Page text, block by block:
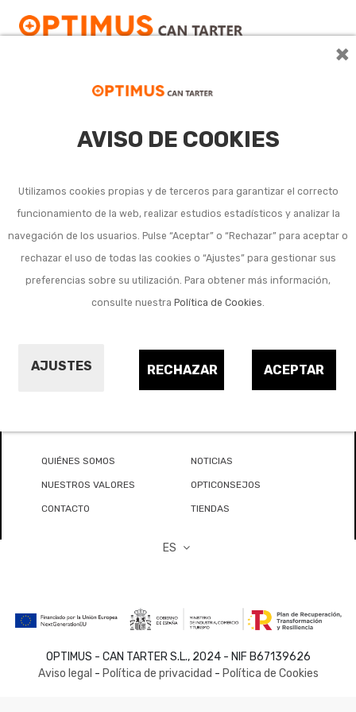
×
AVISO DE COOKIES
Utilizamos cookies propias y de terceros para garantizar el correcto
funcionamiento de la web, realizar estudios estadísticos y analizar la
navegación de los usuarios. Pulse “Aceptar” o “Rechazar” para aceptar o
rechazar el uso de todas las cookies o “Ajustes” para gestionar sus
preferencias sobre su utilización. Para obtener más información,
consulte nuestra Política de Cookies
AJUSTES ACEPTAR
RECHAZAR
búsqueda.
QUIÉNES SOMOS NOTICIAS
NUESTROS VALORES OPTICONSEJOS
CONTACTO TIENDAS
ES
OPTIMUS - CAN TARTER S.L., 2024 - NIF B67139626
Aviso legal - Política de privacidad - Política de Cookies